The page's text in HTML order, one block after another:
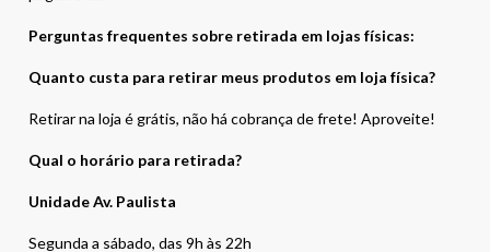
Perguntas frequentes sobre retirada em lojas físicas:
Quanto custa para retirar meus produtos em loja física?
Retirar na loja é grátis, não há cobrança de frete! Aproveite!
Qual o horário para retirada?
Unidade Av. Paulista
Segunda a sábado, das 9h às 22h